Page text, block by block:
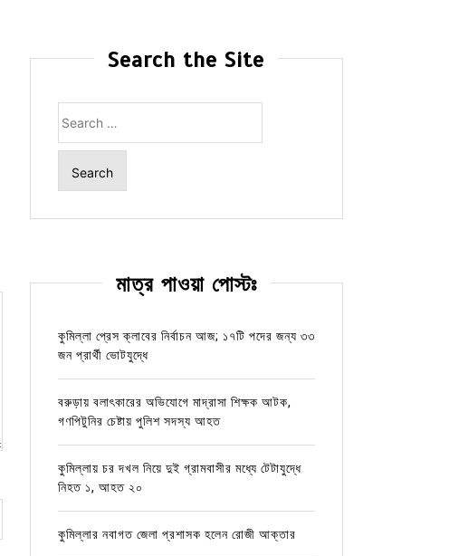
Search the Site
for:
মাত্র পাওয়া পোস্টঃ
কুমিল্লা প্রেস ক্লাবের নির্বাচন আজ; ১৭টি পদের জন্য ৩৩
জন প্রার্থী ভোটযুদ্ধে
বরুড়ায় বলাৎকারের অভিযোগে মাদ্রাসা শিক্ষক আটক,
গণপিটুনির চেষ্টায় পুলিশ সদস্য আহত
কুমিল্লায় চর দখল নিয়ে দুই গ্রামবাসীর মধ্যে টেটাযুদ্ধে
নিহত ১, আহত ২০
কুমিল্লার নবাগত জেলা প্রশাসক হলেন রোজী আক্তার